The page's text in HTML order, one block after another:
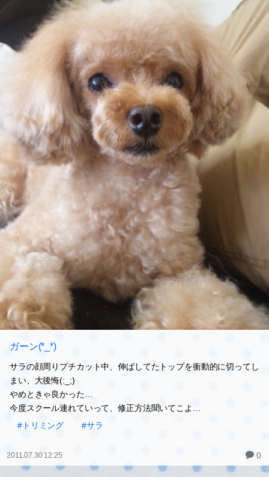
ガーン(*_*)
サラの顔周りプチカット中、伸ばしてたトップを衝動的に切ってし
まい、大後悔(:_;)
やめときゃ良かった…
今度スクール連れていって、修正方法聞いてこよ…
#トリミング
#サラ
2011.07.30 12:25 0